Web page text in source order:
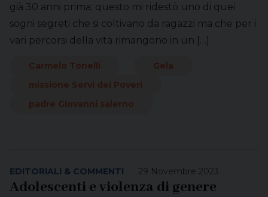
già 30 anni prima; questo mi ridestò uno di quei
sogni segreti che si coltivano da ragazzi ma che per i
vari percorsi della vita rimangono in un […]
Carmelo Tonelli
Gela
missione Servi dei Poveri
padre Giovanni salerno
29 Novembre 2023
EDITORIALI & COMMENTI
Adolescenti e violenza di genere